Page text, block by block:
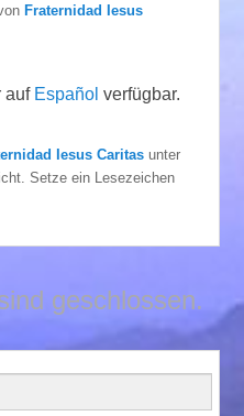
Fraternidad Iesus
auf Español verfügbar.
Iesus Caritas unter
Setze ein Lesezeichen
geschlossen.